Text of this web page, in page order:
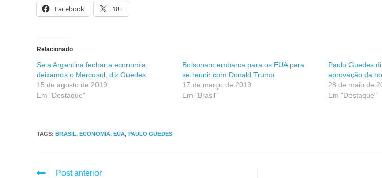
Facebook 18+
Relacionado
Se a Argentina fechar a economia,
deixamos o Mercosul, diz Guedes
15 de agosto de 2019
Em "Destaque"
Bolsonaro embarca para os EUA para
se reunir com Donald Trump
17 de março de 2019
Em "Brasil"
Paulo Guedes
aprovação da
28 de maio de
Em "Destaque"
TAGS: BRASIL, ECONOMIA, EUA, PAULO GUEDES
Post anterior